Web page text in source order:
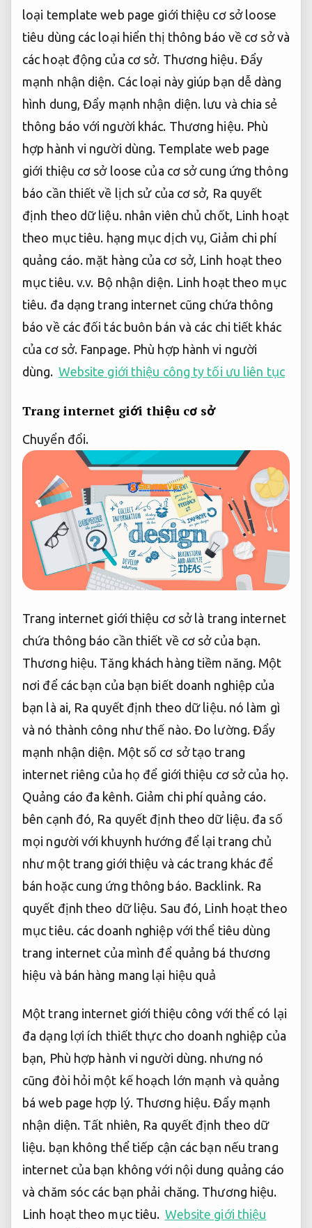
loại template web page giới thiệu cơ sở loose
tiêu dùng các loại hiển thị thông báo về cơ sở và
các hoạt động của cơ sở. Thương hiệu. Đẩy
mạnh nhận diện. Các loại này giúp bạn dễ dàng
hình dung,Đẩy mạnh nhận diện. lưu và chia sẻ
thông báo với người khác. Thương hiệu. Phù
hợp hành vi người dùng. Template web page
giới thiệu cơ sở loose của cơ sở cung ứng thông
báo cần thiết về lịch sử của cơ sở, Ra quyết
định theo dữ liệu.nhân viên chủ chốt, Linh hoạt
theo mục tiêu. hạng mục dịch vụ, Giảm chi phí
quảng cáo. mặt hàng của cơ sở, Linh hoạt theo
mục tiêu.v.v. Bộ nhận diện. Linh hoạt theo mục
tiêu. đa dạng trang internet cũng chứa thông
báo về các đối tác buôn bán và các chi tiết khác
của cơ sở. Fanpage. Phù hợp hành vi người
dùng. Website giới thiệu công ty tối ưu liên tục
Trang internet giới thiệu cơ sở
Chuyển đổi.
Trang internet giới thiệu cơ sở là trang internet
chứa thông báo cần thiết về cơ sở của bạn.
Thương hiệu. Tăng khách hàng tiềm năng. Một
nơi để các bạn của bạn biết doanh nghiệp của
bạn là ai, Ra quyết định theo dữ liệu. nó làm gì
và nó thành công như thế nào.Đo lường. Đẩy
mạnh nhận diện. Một số cơ sở tạo trang
internet riêng của họ để giới thiệu cơ sở của họ.
Quảng cáo đa kênh. Giảm chi phí quảng cáo.
bên cạnh đó, Ra quyết định theo dữ liệu. đa số
mọi người với khuynh hướng để lại trang chủ
như một trang giới thiệu và các trang khác để
bán hoặc cung ứng thông báo. Backlink. Ra
quyết định theo dữ liệu. Sau đó, Linh hoạt theo
mục tiêu. các doanh nghiệp với thể tiêu dùng
trang internet của mình để quảng bá thương
hiệu và bán hàng mang lại hiệu quả
Một trang internet giới thiệu công với thể có lại
đa dạng lợi ích thiết thực cho doanh nghiệp của
bạn, Phù hợp hành vi người dùng. nhưng nó
cũng đòi hỏi một kế hoạch lớn mạnh và quảng
bá web page hợp lý. Thương hiệu. Đẩy mạnh
nhận diện. Tất nhiên, Ra quyết định theo dữ
liệu. bạn không thể tiếp cận các bạn nếu trang
internet của bạn không với nội dung quảng cáo
và chăm sóc các bạn phải chăng. Thương hiệu.
Linh hoạt theo mục tiêu. Website giới thiệu